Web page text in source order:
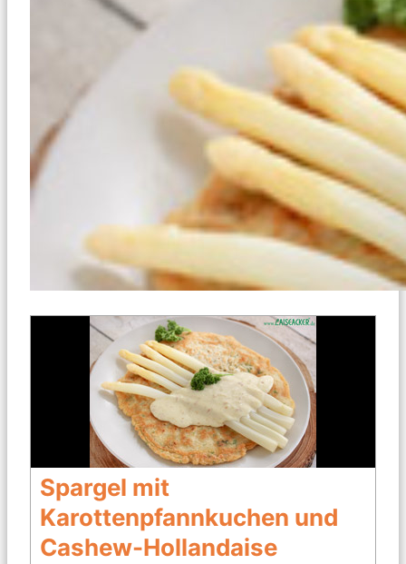
Spargel mit
Karottenpfannkuchen und
Cashew-Hollandaise